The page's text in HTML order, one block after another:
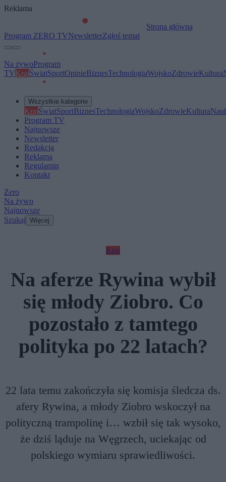
Reklama
Strona główna
Program ZERO TVNewsletterZgłoś temat
Na żywoProgram
TVKrajŚwiatSportOpinieBiznesTechnologiaWojskoZdrowieKultura
Wszystkie kategorie
KrajŚwiatSportBiznesTechnologiaWojskoZdrowieKultura
Program TV
Najnowsze
Newsletter
Redakcja
Reklama
Regulamin
Kontakt
Zero
Na żywo
Najnowsze
Szukaj Więcej
Kraj
Na aferze Rywina wybił
się młody Ziobro. Co
pozostało z tamtego
polityka po 22 latach?
22 lata temu zakończyła się komisja śledcza ds.
afery Rywina, a młody Ziobro wskoczył na
polityczną trampolinę i… wzbił się tak wysoko,
że dziś ląduje na Węgrzech, uciekając od
polskiego wymiaru sprawiedliwości.